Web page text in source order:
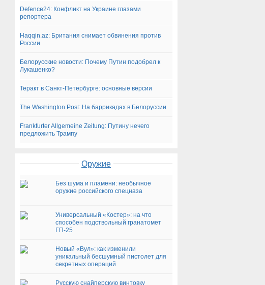
Defence24: Конфликт на Украине глазами
репортера
Haqqin.az: Британия снимает обвинения против
России
Белорусские новости: Почему Путин подобрел к
Лукашенко?
Теракт в Санкт-Петербурге: основные версии
The Washington Post: На баррикадах в Белоруссии
Frankfurter Allgemeine Zeitung: Путину нечего
предложить Трампу
Оружие
Без шума и пламени: необычное
оружие российского спецназа
Универсальный «Костер»: на что
способен подствольный гранатомет
ГП-25
Новый «Вул»: как изменили
уникальный бесшумный пистолет для
секретных операций
Русскую снайперскую винтовку